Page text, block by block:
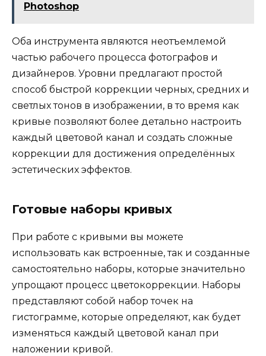
Photoshop
Оба инструмента являются неотъемлемой
частью рабочего процесса фотографов и
дизайнеров. Уровни предлагают простой
способ быстрой коррекции черных, средних и
светлых тонов в изображении, в то время как
кривые позволяют более детально настроить
каждый цветовой канал и создать сложные
коррекции для достижения определённых
эстетических эффектов.
Готовые наборы кривых
При работе с кривыми вы можете
использовать как встроенные, так и созданные
самостоятельно наборы, которые значительно
упрощают процесс цветокоррекции. Наборы
представляют собой набор точек на
гистограмме, которые определяют, как будет
изменяться каждый цветовой канал при
наложении кривой.